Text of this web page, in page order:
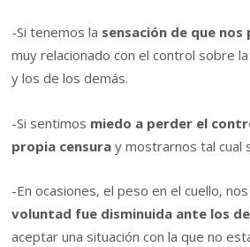
-Si tenemos la sensación de que nos
muy relacionado con el control sobre
y los de los demás.
-Si sentimos miedo a perder el
propia censura y mostrarnos tal cual
-En ocasiones, el peso en el cuello,
voluntad fue disminuida ante los
aceptar una situación con la que no